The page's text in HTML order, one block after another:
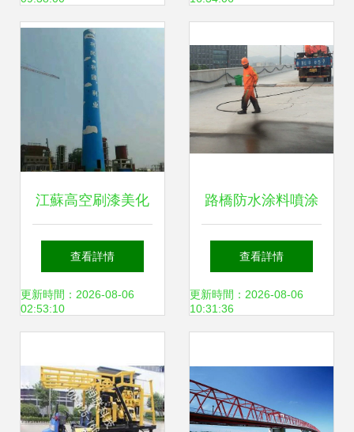
江蘇高空刷漆美化
工程——鑄就城市
天際線的匠心之美
查看詳情
更新時間：2026-08-06
02:53:10
路橋防水涂料噴涂
機在橋面防水施工
與涂裝工程中的應
查看詳情
更新時間：2026-08-06
10:31:36